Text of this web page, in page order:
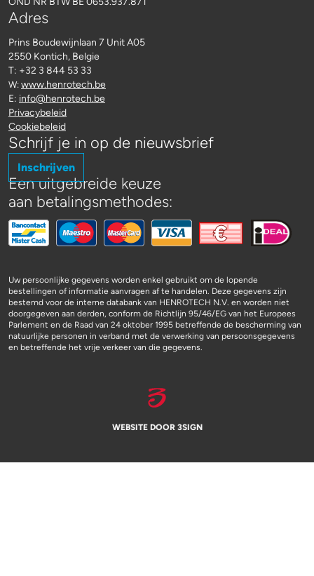
Adres
Prins Boudewijnlaan 7 Unit A05
2550 Kontich, Belgie
T: +32 3 844 53 33
W: www.henrotech.be
E: info@henrotech.be
Privacybeleid
Cookiebeleid
Schrijf je in op de nieuwsbrief
Inschrijven
Een uitgebreide keuze
aan betalingsmethodes:
Uw persoonlijke gegevens worden enkel gebruikt om de lopende
bestellingen of informatie aanvragen af te handelen. Deze gegevens zijn
bestemd voor de interne databank van HENROTECH N.V. en worden niet
doorgegeven aan derden, conform de Richtlijn 95/46/EG van het Europees
Parlement en de Raad van 24 oktober 1995 betreffende de bescherming van
natuurlijke personen in verband met de verwerking van persoonsgegevens
en betreffende het vrije verkeer van die gegevens.
WEBSITE DOOR 3SIGN